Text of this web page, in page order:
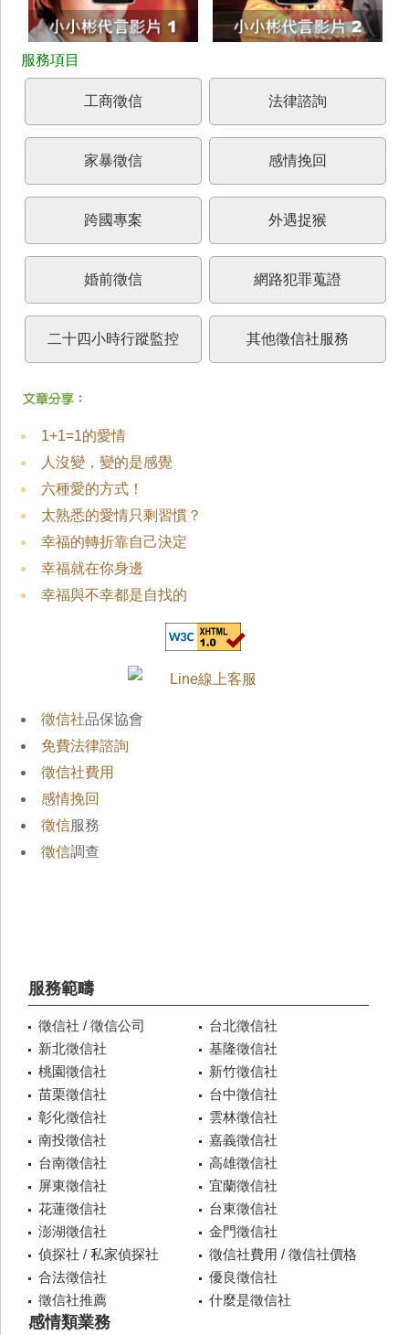
工商徵信 法律諮詢
家暴徵信 感情挽回
跨國專案 外遇捉猴
婚前徵信 網路犯罪蒐證
二十四小時行蹤監控 其他徵信社服務
1+1=1的愛情
人沒變，變的是感覺
六種愛的方式！
太熟悉的愛情只剩習慣？
幸福的轉折靠自己決定
幸福就在你身邊
幸福與不幸都是自找的
徵信社品保協會
免費法律諮詢
徵信社費用
感情挽回
徵信服務
徵信調查
服務範疇
徵信社 / 徵信公司
台北徵信社
新北徵信社
基隆徵信社
桃園徵信社
新竹徵信社
苗栗徵信社
台中徵信社
彰化徵信社
雲林徵信社
南投徵信社
嘉義徵信社
台南徵信社
高雄徵信社
屏東徵信社
宜蘭徵信社
花蓮徵信社
台東徵信社
澎湖徵信社
金門徵信社
偵探社 / 私家偵探社
徵信社費用 / 徵信社價格
合法徵信社
優良徵信社
徵信社推薦
什麼是徵信社
感情類業務